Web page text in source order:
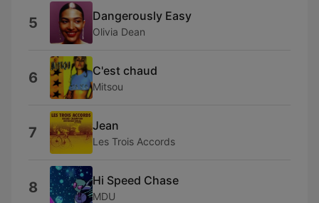
5 Dangerously Easy
Olivia Dean
6 C'est chaud
Mitsou
7 Jean
Les Trois Accords
8 Hi Speed Chase
MDU